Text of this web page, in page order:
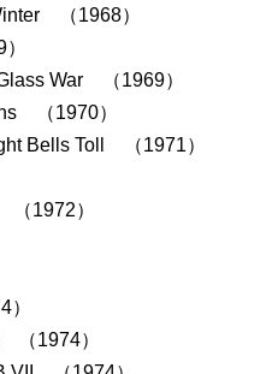
（1968）
War （1969）
（1970）
Bells Toll （1971）
1972）
（1974）